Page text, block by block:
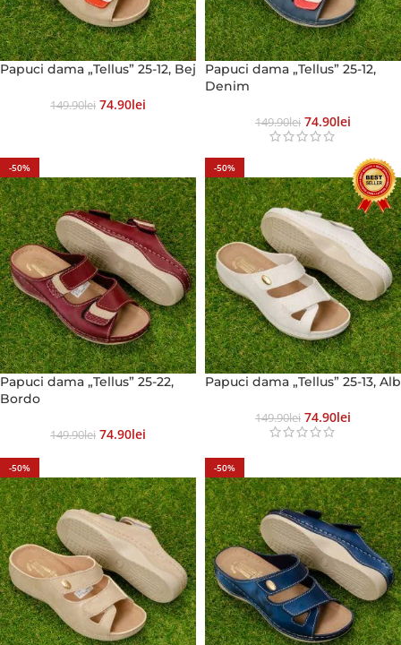
Papuci dama „Tellus” 25-12, Bej
149.90Lei 74.90Lei
Papuci dama „Tellus” 25-12,
Denim
149.90Lei 74.90Lei
-50%
Papuci dama „Tellus” 25-22,
Bordo
149.90Lei 74.90Lei
-50%
Papuci dama „Tellus” 25-13, Alb
149.90Lei 74.90Lei
-50% -50%